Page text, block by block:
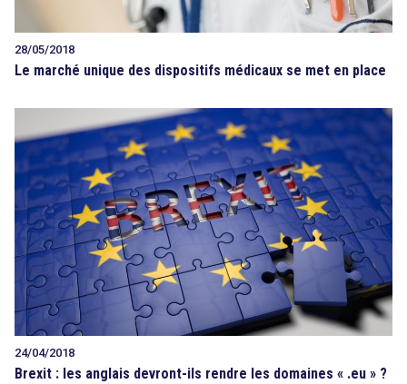
28/05/2018
Le marché unique des dispositifs médicaux se met en place
24/04/2018
Brexit : les anglais devront-ils rendre les domaines « .eu » ?